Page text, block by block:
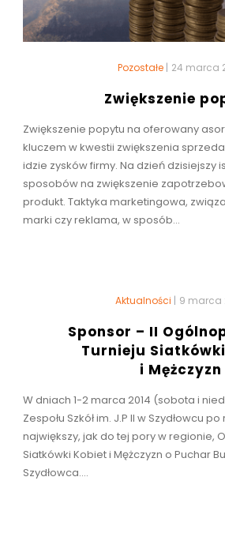
Pozostałe | 24 marca
Zwiększenie
Zwiększenie popytu na oferowany
kluczem w kwestii zwiększenia
idzie zysków firmy. Na dzień dzisiejszy
sposobów na zwiększenie
produkt. Taktyka marketingowa,
marki czy reklama, w sposób...
Aktualności | 9 marca
Sponsor – II
Turnieju
i Mężczyzn
W dniach 1-2 marca 2014 (sobota i
Zespołu Szkół im. J.P II w Szydłowcu
największy, jak do tej pory w regionie,
Siatkówki Kobiet i Mężczyzn o Puchar
Szydłowca....